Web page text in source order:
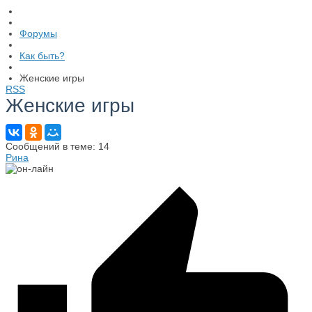
Форумы
Как быть?
Женские игры
RSS
Женские игры
Сообщений в теме: 14
Рина